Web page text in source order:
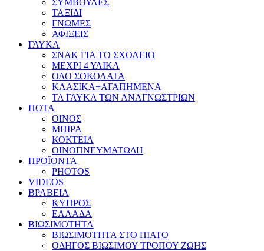
ΣΥΜΒΟΥΛΕΣ
ΤΑΞΙΔΙ
ΓΝΩΜΕΣ
ΑΦΙΞΕΙΣ
ΓΛΥΚΑ
ΣΝΑΚ ΓΙΑ ΤΟ ΣΧΟΛΕΙΟ
ΜΕΧΡΙ 4 ΥΛΙΚΑ
ΟΛΟ ΣΟΚΟΛΑΤΑ
ΚΛΑΣΙΚΑ+ΑΓΑΠΗΜΕΝΑ
ΤΑ ΓΛΥΚΑ ΤΩΝ ΑΝΑΓΝΩΣΤΡΙΩΝ
ΠΟΤΑ
ΟΙΝΟΣ
ΜΠΙΡΑ
ΚΟΚΤΕΙΛ
ΟΙΝΟΠΝΕΥΜΑΤΩΔΗ
ΠΡΟΪΟΝΤΑ
PHOTOS
VIDEOS
ΒΡΑΒΕΙΑ
ΚΥΠΡΟΣ
ΕΛΛΑΔΑ
ΒΙΩΣΙΜΟΤΗΤΑ
ΒΙΩΣΙΜΟΤΗΤΑ ΣΤΟ ΠΙΑΤΟ
ΟΔΗΓΟΣ ΒΙΩΣΙΜΟΥ ΤΡΟΠΟΥ ΖΩΗΣ